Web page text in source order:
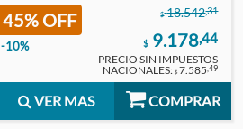
$ 18.542,31
45% OFF
-10% $ 9.178,44
PRECIO SIN IMPUESTOS
NACIONALES:$ 7.585,49
VER MAS COMPRAR